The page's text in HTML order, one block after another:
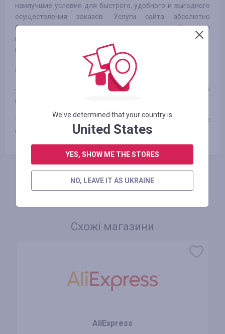
наилучшие условия для быстрого, удобного и выгодного
осуществления заказов. Услуги сайта абсолютно
бесплатны, а условия доставки очень простые. Все цены
на сайте идентичны действующим ценам служб-
партнеров.
Примечание:
-
Заказ, оформленный с применением абсолютно любого
купона, не подлежит оплате.
-
Заказы оформленные с мобильного приложения не
оплачиваются.
АВТОРИЗУЙТЕСЬ, ЩОБ ЗАЛИШИТИ ВІДГУК
Схожі магазини
AliExpress
We've determined that your country is
United States
YES, SHOW ME THE STORES
NO, LEAVE IT AS UKRAINE